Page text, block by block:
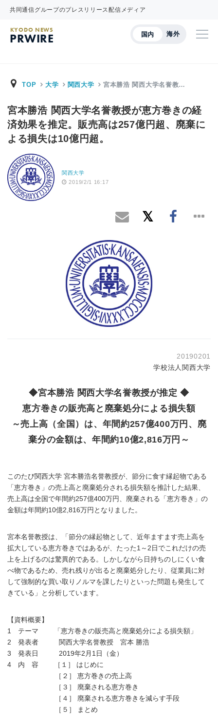
共同通信グループのプレスリリース配信メディア
国内 海外
KYODO NEWS
PRWIRE
TOP 大学 関西大学 宮本勝浩 関西大学名誉教…
宮本勝浩 関西大学名誉教授が恵方巻きの経
済効果を推定。販売高は257億円超、廃棄に
よる損失は10億円超。
関西大学
2019/2/1 16:17
20190201
学校法人関西大学
◆宮本勝浩 関西大学名誉教授が推定 ◆
恵方巻きの販売高と廃棄処分による損失額
～売上高（全国）は、年間約257億400万円、廃
棄分の金額は、年間約10億2,816万円～
このたび関西大学 宮本勝浩名誉教授が、節分に食す縁起物である
「恵方巻き」の売上高と廃棄処分される損失額を推計した結果、
売上高は全国で年間約257億400万円、廃棄される「恵方巻き」の
金額は年間約10億2,816万円となりました。
宮本名誉教授は、「節分の縁起物として、近年ますます売上高を
拡大している恵方巻きではあるが、たった1～2日でこれだけの売
上を上げるのは驚異的である。しかしながら日持ちのしにくい食
べ物であるため、売れ残りが出ると廃棄処分したり、従業員に対
して強制的な買い取りノルマを課したりといった問題も発生して
きている」と分析しています。
【資料概要】
1 テーマ 「恵方巻きの販売高と廃棄処分による損失額」
2 発表者 関西大学名誉教授 宮本 勝浩
3 発表日 2019年2月1日（金）
4 内 容 ［１］ はじめに
［２］ 恵方巻きの売上高
［３］ 廃棄される恵方巻き
［４］ 廃棄される恵方巻きを減らす手段
［５］ まとめ